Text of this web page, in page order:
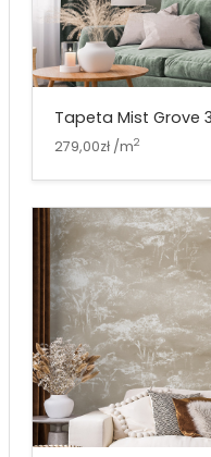
Tapeta Mist Grove 3
279,00zł /m2